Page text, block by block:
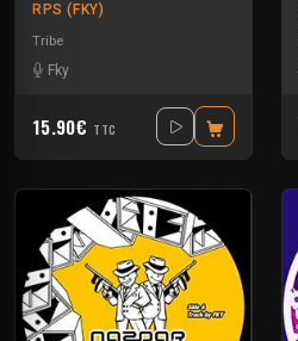
RPS (FKY)
Tribe
Fky
15.90€ TTC